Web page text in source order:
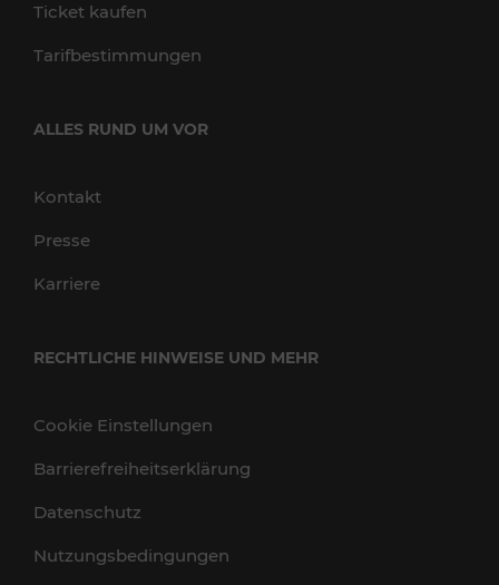
Ticket kaufen
Tarifbestimmungen
ALLES RUND UM VOR
Kontakt
Presse
Karriere
RECHTLICHE HINWEISE UND MEHR
Cookie Einstellungen
Barrierefreiheitserklärung
Datenschutz
Nutzungsbedingungen